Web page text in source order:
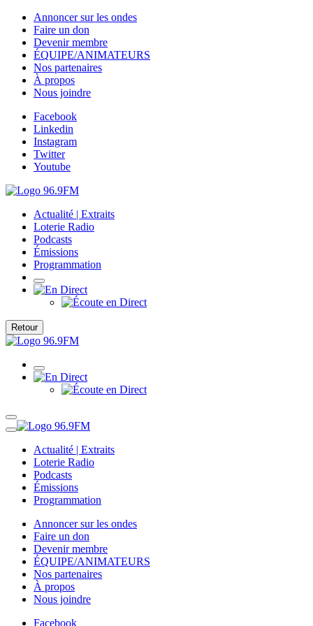
Annoncer sur les ondes
Faire un don
Devenir membre
ÉQUIPE/ANIMATEURS
Nos partenaires
À propos
Nous joindre
Facebook
Linkedin
Instagram
Twitter
Youtube
Actualité | Extraits
Loterie Radio
Podcasts
Émissions
Programmation
Retour
Actualité | Extraits
Loterie Radio
Podcasts
Émissions
Programmation
Annoncer sur les ondes
Faire un don
Devenir membre
ÉQUIPE/ANIMATEURS
Nos partenaires
À propos
Nous joindre
Facebook